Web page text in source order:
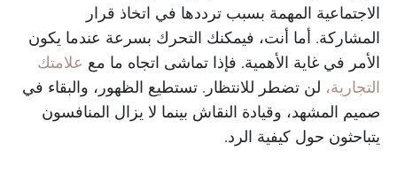
الاجتماعية المهمة بسبب ترددها في اتخاذ قرار
المشاركة. أما أنت، فيمكنك التحرك بسرعة عندما يكون
الأمر في غاية الأهمية. فإذا تماشى اتجاه ما مع علامتك
التجارية، لن تضطر للانتظار. تستطيع الظهور، والبقاء في
صميم المشهد، وقيادة النقاش بينما لا يزال المنافسون
يتباحثون حول كيفية الرد.